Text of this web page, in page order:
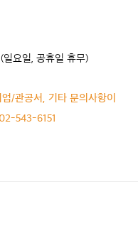
요일, 공휴일 휴무)
/관공서, 기타 문의사항이
543-6151